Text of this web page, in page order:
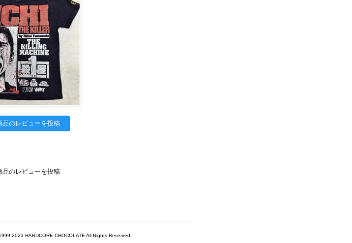
品のレビューを投稿
品のレビューを投稿
2023 HARDCORE CHOCOLATE All Rights Reserved.